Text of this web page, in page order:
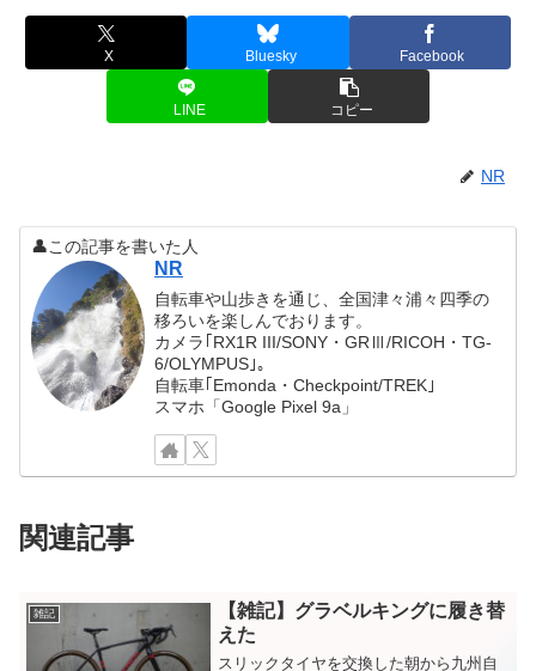
X Bluesky Facebook
LINE コピー
NR
👤この記事を書いた人
NR
自転車や山歩きを通じ、全国津々浦々四季の
移ろいを楽しんでおります。
カメラ｢RX1R III/SONY・GRⅢ/RICOH・TG-
6/OLYMPUS｣。
自転車｢Emonda・Checkpoint/TREK｣
スマホ「Google Pixel 9a」
関連記事
雑記
【雑記】グラベルキングに履き替
えた
スリックタイヤを交換した朝から九州自